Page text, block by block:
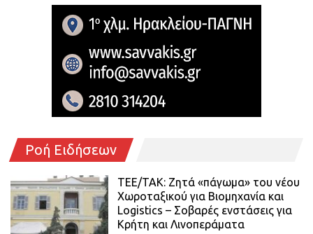
Ροή Ειδήσεων
ΤΕΕ/ΤΑΚ: Ζητά «πάγωμα» του νέου
Χωροταξικού για Βιομηχανία και
Logistics – Σοβαρές ενστάσεις για
Κρήτη και Λινοπεράματα